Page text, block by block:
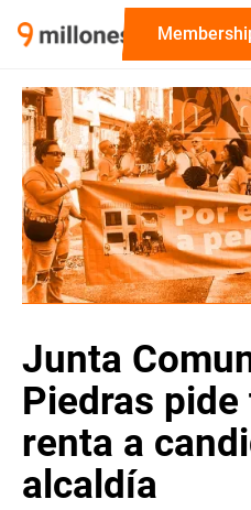
Junta
Piedras pide
renta a
alcaldía